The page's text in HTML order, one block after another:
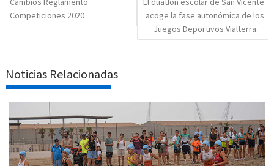
Competiciones 2020
acoge la fase autonómica de los
Juegos Deportivos Vialterra.
Noticias Relacionadas